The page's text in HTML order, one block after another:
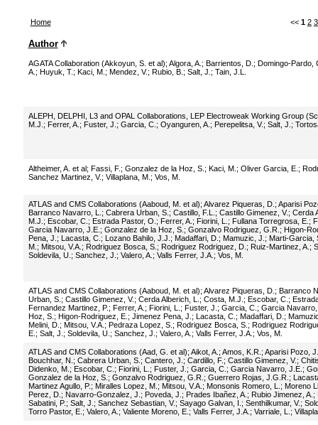
Home << 1 2 3
Author
AGATA Collaboration (Akkoyun, S. et al); Algora, A. ; Barrientos, D. ; Domingo-Pardo,
A. ; Huyuk, T. ; Kaci, M. ; Mendez, V.; Rubio, B. ; Salt, J. ; Tain, J.L.
ALEPH, DELPHI, L3 and OPAL Collaborations, LEP Electroweak Working Group
M.J. ; Ferrer, A. ; Fuster, J. ; Garcia, C. ; Oyanguren, A. ; Perepelitsa, V.; Salt, J. ;
Altheimer, A. et al; Fassi, F. ; Gonzalez de la Hoz, S. ; Kaci, M. ; Oliver Garcia, E. ;
Sanchez Martinez, V.; Villaplana, M. ; Vos, M.
ATLAS and CMS Collaborations (Aaboud, M. et al); Alvarez Piqueras, D. ; Aparisi
Barranco Navarro, L.
; Cabrera Urban, S. ; Castillo, F.L. ; Castillo Gimenez, V.; Cerda
M.J. ; Escobar, C. ; Estrada Pastor, O. ; Ferrer, A. ; Fiorini, L. ; Fullana Torregrosa, E. ;
Garcia Navarro, J.E. ; Gonzalez de la Hoz, S. ; Gonzalvo Rodriguez, G.R. ; Higon-
Pena, J. ; Lacasta, C. ; Lozano Bahilo, J.J. ; Madaffari, D. ; Mamuzic, J. ; Marti-Garcia,
M. ; Mitsou, V.A. ; Rodriguez Bosca, S. ; Rodriguez Rodriguez, D. ; Ruiz-Martinez, A. ;
Soldevila, U. ; Sanchez, J. ; Valero, A. ; Valls Ferrer, J.A. ; Vos, M.
ATLAS and CMS Collaborations (Aaboud, M. et al); Alvarez Piqueras, D. ; Barranco
Urban, S. ; Castillo Gimenez, V.; Cerda Alberich, L. ; Costa, M.J. ; Escobar, C. ;
Fernandez Martinez, P. ; Ferrer, A. ; Fiorini, L. ; Fuster, J. ; Garcia, C. ; Garcia
Hoz, S. ; Higon-Rodriguez, E. ; Jimenez Pena, J. ; Lacasta, C. ; Madaffari, D. ;
Melini, D. ; Mitsou, V.A. ; Pedraza Lopez, S. ; Rodriguez Bosca, S. ; Rodriguez
E. ; Salt, J. ; Soldevila, U. ; Sanchez, J. ; Valero, A. ; Valls Ferrer, J.A. ; Vos, M.
ATLAS and CMS Collaborations (Aad, G. et al); Aikot, A. ; Amos, K.R. ; Aparisi Pozo,
Bouchhar, N. ; Cabrera Urban, S. ; Cantero, J. ; Cardillo, F. ; Castillo Gimenez, V.;
Didenko, M. ; Escobar, C. ; Fiorini, L. ; Fuster, J. ; Garcia, C. ; Garcia Navarro, J.E. ;
Gonzalez de la Hoz, S. ; Gonzalvo Rodriguez, G.R. ; Guerrero Rojas, J.G.R. ;
Martinez Agullo, P. ; Miralles Lopez, M. ; Mitsou, V.A. ; Monsonis Romero, L. ; Moreno
Perez, D. ; Navarro-Gonzalez, J. ; Poveda, J. ; Prades Ibañez, A. ; Rubio Jimenez, A. ;
Sabatini, P. ; Salt, J. ; Sanchez Sebastian, V.; Sayago Galvan, I. ; Senthilkumar, V.;
Torro Pastor, E. ; Valero, A. ; Valiente Moreno, E. ; Valls Ferrer, J.A. ; Varriale, L. ;